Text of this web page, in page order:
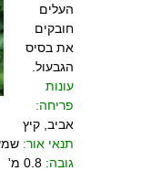
העלים
חובקים
את בסיס
הגבעול.
עונות
פריחה:
אביב, קיץ
תנאי אור:
גובה: 0.8 מ'